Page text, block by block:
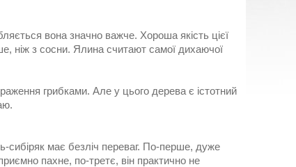
вона значно важче. Хороша якість цієї
ніж з сосни. Ялина считают самої дихаючої
грибками. Але у цього дерева є істотний
має безліч переваг. По-перше, дуже
пахне, по-третє, він практично не